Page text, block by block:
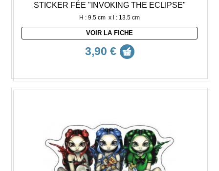
STICKER FÉE "INVOKING THE ECLIPSE"
H : 9.5 cm x l : 13.5 cm
VOIR LA FICHE
3,90 €